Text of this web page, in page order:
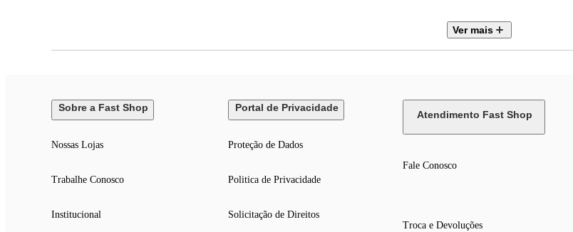
Ver mais
Sobre a Fast Shop
Nossas Lojas
Trabalhe Conosco
Institucional
Portal de Privacidade
Proteção de Dados
Politica de Privacidade
Solicitação de Direitos
Atendimento Fast Shop
Fale Conosco
Troca e Devoluções